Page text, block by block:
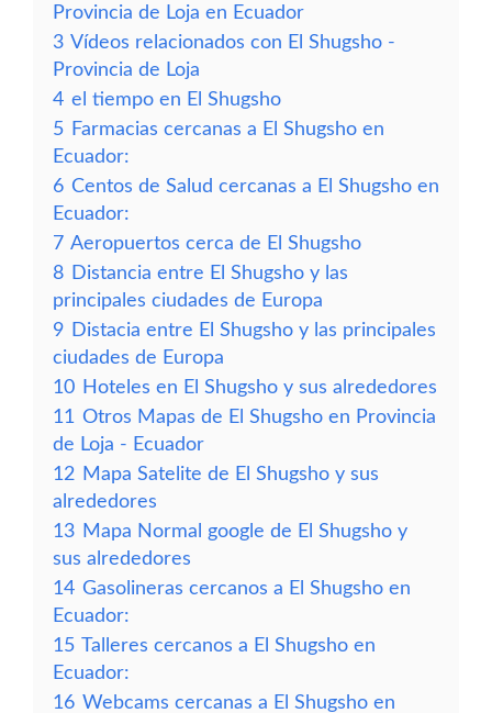
Provincia de Loja en Ecuador
3 Vídeos relacionados con El Shugsho -
Provincia de Loja
4 el tiempo en El Shugsho
5 Farmacias cercanas a El Shugsho en
Ecuador:
6 Centos de Salud cercanas a El Shugsho en
Ecuador:
7 Aeropuertos cerca de El Shugsho
8 Distancia entre El Shugsho y las
principales ciudades de Europa
9 Distacia entre El Shugsho y las principales
ciudades de Europa
10 Hoteles en El Shugsho y sus alrededores
11 Otros Mapas de El Shugsho en Provincia
de Loja - Ecuador
12 Mapa Satelite de El Shugsho y sus
alrededores
13 Mapa Normal google de El Shugsho y
sus alrededores
14 Gasolineras cercanos a El Shugsho en
Ecuador:
15 Talleres cercanos a El Shugsho en
Ecuador:
16 Webcams cercanas a El Shugsho en